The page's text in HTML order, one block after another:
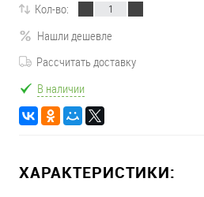
Кол-во:
Нашли дешевле
Рассчитать доставку
В наличии
ХАРАКТЕРИСТИКИ: